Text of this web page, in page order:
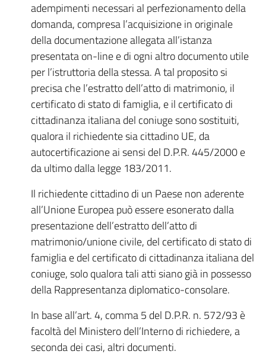
adempimenti necessari al perfezionamento della
domanda, compresa l’acquisizione in originale
della documentazione allegata all’istanza
presentata on-line e di ogni altro documento utile
per l’istruttoria della stessa. A tal proposito si
precisa che l’estratto dell’atto di matrimonio, il
certificato di stato di famiglia, e il certificato di
cittadinanza italiana del coniuge sono sostituiti,
qualora il richiedente sia cittadino UE, da
autocertificazione ai sensi del D.P.R. 445/2000 e
da ultimo dalla legge 183/2011.
Il richiedente cittadino di un Paese non aderente
all’Unione Europea può essere esonerato dalla
presentazione dell’estratto dell’atto di
matrimonio/unione civile, del certificato di stato di
famiglia e del certificato di cittadinanza italiana del
coniuge, solo qualora tali atti siano già in possesso
della Rappresentanza diplomatico-consolare.
In base all’art. 4, comma 5 del D.P.R. n. 572/93 è
facoltà del Ministero dell’Interno di richiedere, a
seconda dei casi, altri documenti.